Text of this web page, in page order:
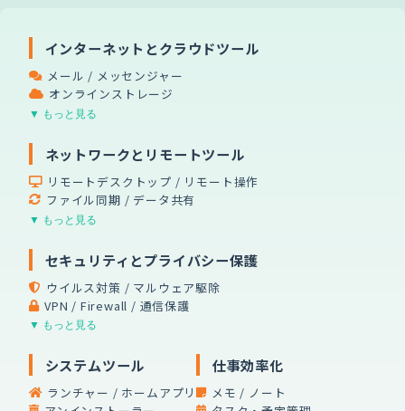
インターネットとクラウドツール
メール / メッセンジャー
オンラインストレージ
▼ もっと見る
ネットワークとリモートツール
リモートデスクトップ / リモート操作
ファイル同期 / データ共有
▼ もっと見る
セキュリティとプライバシー保護
ウイルス対策 / マルウェア駆除
VPN / Firewall / 通信保護
▼ もっと見る
システムツール
ランチャー / ホームアプリ
仕事効率化
メモ / ノート